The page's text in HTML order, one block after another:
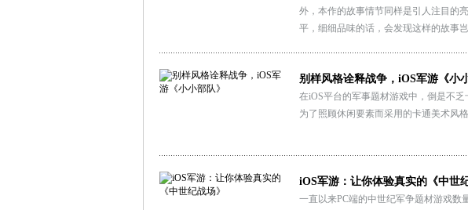
外，本作的故事情节同样是引人注目的
平，细细品味的话，会发现这样的故事
别样风格诠释战争，iOS军游《小
在iOS平台的军事题材游戏中，倒是不
为了照顾休闲要素而采用的卡通美术风
iOS军游：让你体验真实的《中世
一直以来PC端的中世纪军争题材游戏数